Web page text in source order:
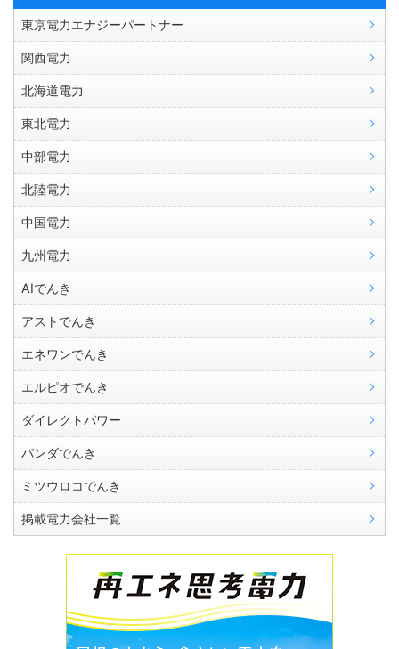
東京電力エナジーパートナー
関西電力
北海道電力
東北電力
中部電力
北陸電力
中国電力
九州電力
AIでんき
アストでんき
エネワンでんき
エルピオでんき
ダイレクトパワー
パンダでんき
ミツウロコでんき
掲載電力会社一覧